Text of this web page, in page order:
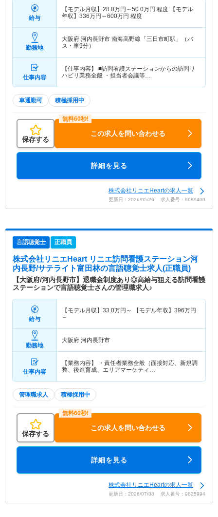
給与
【モデル月収】 28.0万円～50.0万円 程度 【モデル
年収】 336万円～600万円 程度
勤務地
大阪府 河内長野市 南海高野線「三日市町駅」（バ
ス・車9分）
仕事内容
【仕事内容】 ■訪問看護ステーションからの訪問リ
ハビリ業務全般 ・担当者会議等…
車通勤可 積極採用中
保存する
この求人を問い合わせる
詳細を見る
株式会社リニエHeartの求人一覧
更新日：2026/05/26 求人番号：9089400
言語聴覚士 正職員
株式会社リニエHeart リニエ訪問看護ステーション河
内長野/サテライト富田林の言語聴覚士求人(正職員)
【大阪府/河内長野市】退職金制度あり◎高給与狙える訪問看護
ステーションで言語聴覚士さんの管理職求人♪
給与
【モデル月収】 33.0万円～ 【モデル年収】 396万円
～
勤務地
大阪府 河内長野市
仕事内容
【業務内容】 ・責任者業務全般（面接対応、新規調
整、後進育成、エリアマーケティ…
管理職求人 積極採用中
保存する
この求人を問い合わせる
詳細を見る
株式会社リニエHeartの求人一覧
更新日：2026/07/08 求人番号：9825994